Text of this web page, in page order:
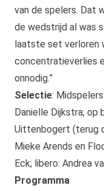
van de spelers. Dat
de wedstrijd al was
laatste set verloren
concentratieverlies
onnodig.”
Selectie:
Danielle Dijkstra; op
Uittenbogert (terug
Mieke Arends en
Eck; libero: Andrea
Programma